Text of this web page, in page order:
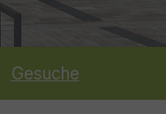
Gesuche